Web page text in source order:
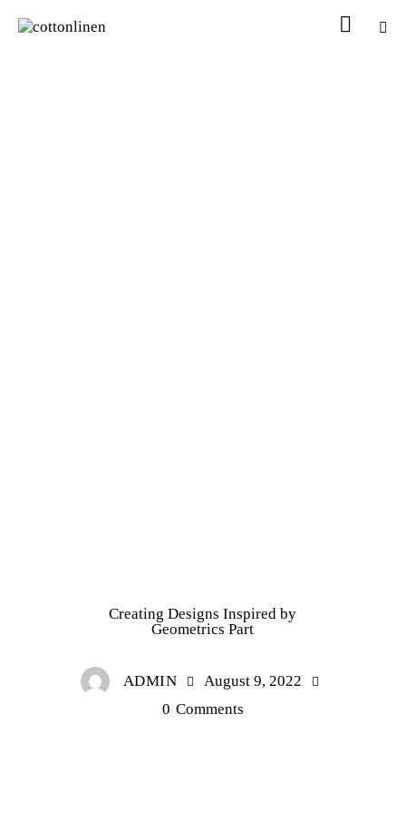
Creating Designs Inspired by
Geometrics Part
ADMIN
August 9, 2022
0 Comments